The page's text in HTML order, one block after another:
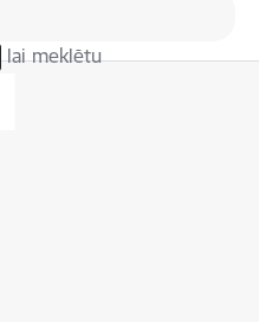
lai meklētu